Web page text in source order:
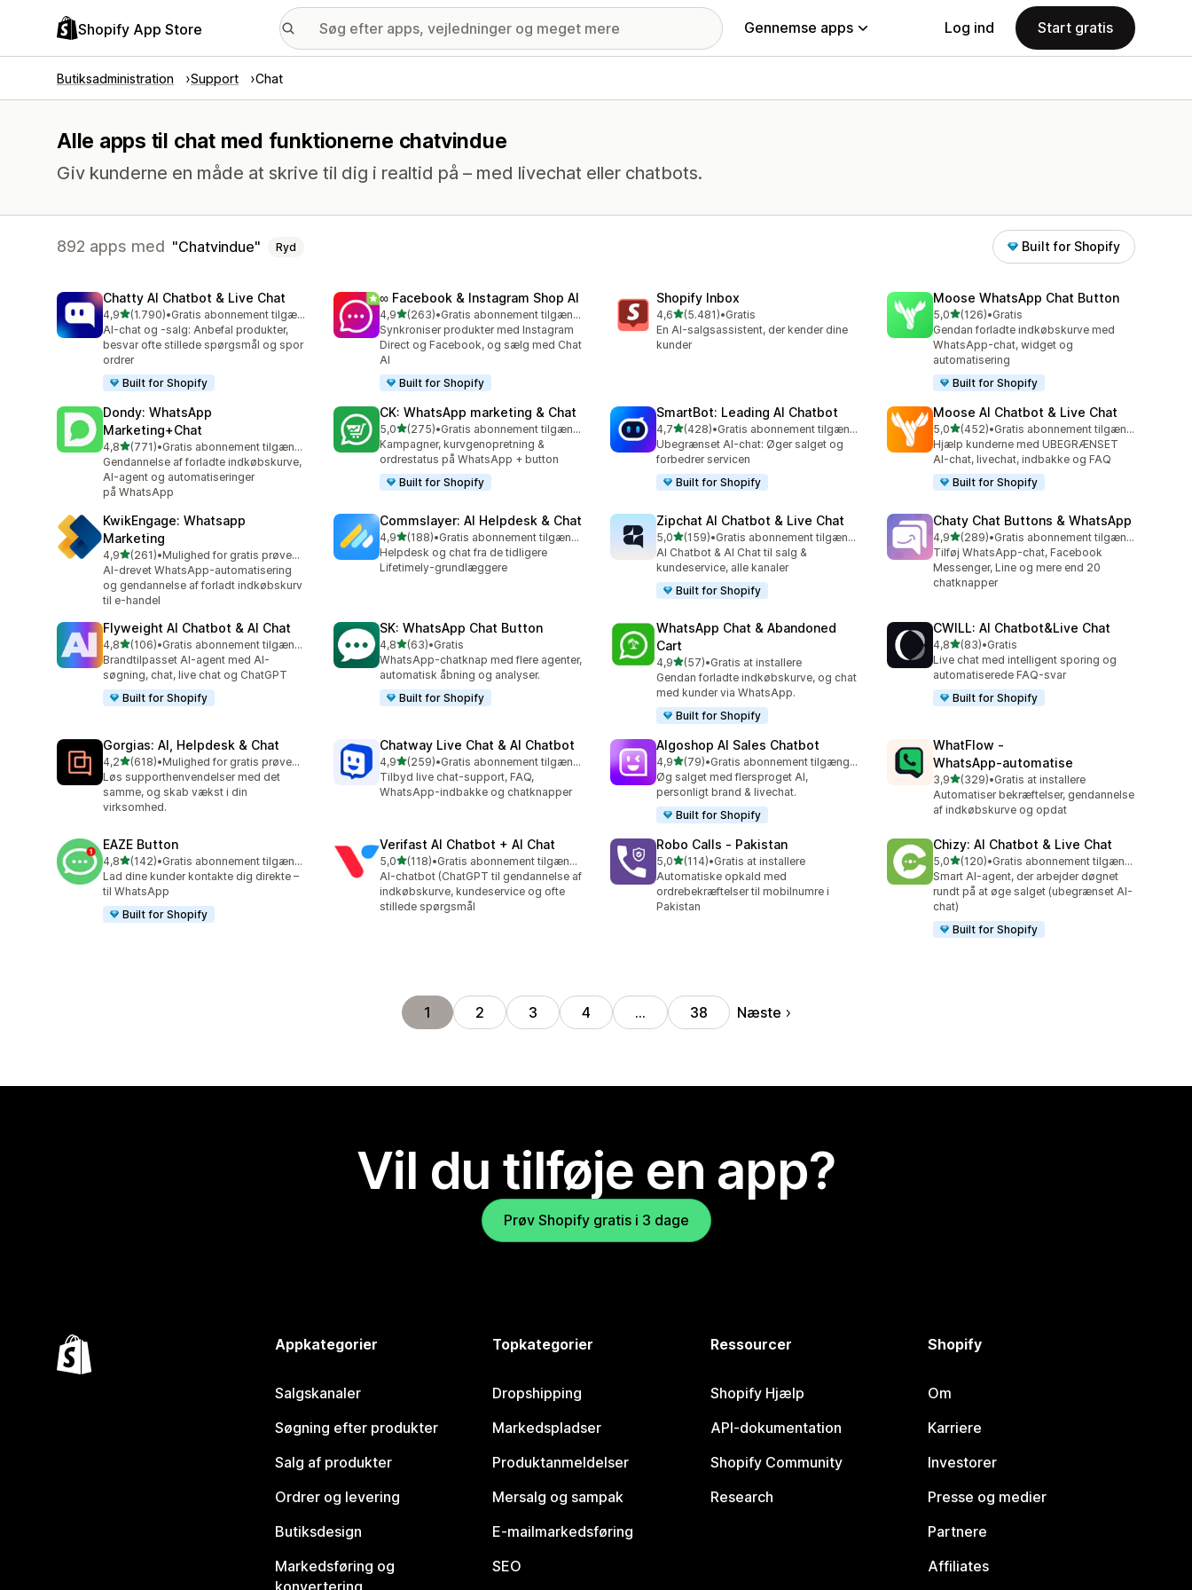
Shopify App Store Gennemse apps Log ind Start gratis
Butiksadministration Support Chat
Alle apps til chat med funktionerne chatvindue
Giv kunderne en måde at skrive til dig i realtid på – med livechat eller chatbots.
892 apps med Chatvindue Ryd Built for Shopify
Chatty AI Chatbot & Live Chat
4,9ud af 5 stjerner
(1.790)
1790 anmeldelser i alt
•
Gratis abonnement tilgængeligt
AI-chat og -salg: Anbefal produkter,
besvar ofte stillede spørgsmål og spor
ordrer
Built for Shopify
∞ Facebook & Instagram Shop AI
4,9ud af 5 stjerner
(263)
263 anmeldelser i alt
•
Gratis abonnement tilgængeligt
Synkroniser produkter med Instagram
Direct og Facebook, og sælg med Chat
AI
Built for Shopify
Shopify Inbox
4,6ud af 5 stjerner
(5.481)
5481 anmeldelser i alt
•Gratis
En AI-salgsassistent, der kender dine
kunder
Moose WhatsApp Chat Button
5,0ud af 5 stjerner
(126)
126 anmeldelser i alt
•Gratis
Gendan forladte indkøbskurve med
WhatsApp-chat, widget og
automatisering
Built for Shopify
Dondy: WhatsApp
Marketing+Chat
4,8ud af 5 stjerner
(771)
771 anmeldelser i alt
•
Gratis abonnement tilgængeligt
Gendannelse af forladte indkøbskurve,
AI-agent og automatiseringer
på WhatsApp
CK: WhatsApp marketing & Chat
5,0ud af 5 stjerner
(275)
275 anmeldelser i alt
•
Gratis abonnement tilgængeligt
Kampagner, kurvgenopretning &
ordrestatus på WhatsApp + button
Built for Shopify
SmartBot: Leading AI Chatbot
4,7ud af 5 stjerner
(428)
428 anmeldelser i alt
•
Gratis abonnement tilgængeligt
Ubegrænset AI-chat: Øger salget og
forbedrer servicen
Built for Shopify
Moose AI Chatbot & Live Chat
5,0ud af 5 stjerner
(452)
452 anmeldelser i alt
•
Gratis abonnement tilgængeligt
Hjælp kunderne med UBEGRÆNSET
AI-chat, livechat, indbakke og FAQ
Built for Shopify
KwikEngage: Whatsapp
Marketing
4,9ud af 5 stjerner
(261)
261 anmeldelser i alt
•
Mulighed for gratis prøveperiode
AI-drevet WhatsApp-automatisering
og gendannelse af forladt indkøbskurv
til e-handel
Commslayer: AI Helpdesk & Chat
4,9ud af 5 stjerner
(188)
188 anmeldelser i alt
•
Gratis abonnement tilgængeligt
Helpdesk og chat fra de tidligere
Lifetimely-grundlæggere
Zipchat AI Chatbot & Live Chat
5,0ud af 5 stjerner
(159)
159 anmeldelser i alt
•
Gratis abonnement tilgængeligt
AI Chatbot & AI Chat til salg &
kundeservice, alle kanaler
Built for Shopify
Chaty Chat Buttons & WhatsApp
4,9ud af 5 stjerner
(289)
289 anmeldelser i alt
•
Gratis abonnement tilgængeligt
Tilføj WhatsApp-chat, Facebook
Messenger, Line og mere end 20
chatknapper
Flyweight AI Chatbot & AI Chat
4,8ud af 5 stjerner
(106)
106 anmeldelser i alt
•
Gratis abonnement tilgængeligt
Brandtilpasset AI-agent med AI-
søgning, chat, live chat og ChatGPT
Built for Shopify
SK: WhatsApp Chat Button
4,8ud af 5 stjerner
(63)
63 anmeldelser i alt
•Gratis
WhatsApp-chatknap med flere agenter,
automatisk åbning og analyser.
Built for Shopify
WhatsApp Chat & Abandoned
Cart
4,9ud af 5 stjerner
(57)
57 anmeldelser i alt
•Gratis at installere
Gendan forladte indkøbskurve, og chat
med kunder via WhatsApp.
Built for Shopify
CWILL: AI Chatbot&Live Chat
4,8ud af 5 stjerner
(83)
83 anmeldelser i alt
•Gratis
Live chat med intelligent sporing og
automatiserede FAQ-svar
Built for Shopify
Gorgias: AI, Helpdesk & Chat
4,2ud af 5 stjerner
(618)
618 anmeldelser i alt
•
Mulighed for gratis prøveperiode
Løs supporthenvendelser med det
samme, og skab vækst i din
virksomhed.
Chatway Live Chat & AI Chatbot
4,9ud af 5 stjerner
(259)
259 anmeldelser i alt
•
Gratis abonnement tilgængeligt
Tilbyd live chat-support, FAQ,
WhatsApp-indbakke og chatknapper
Algoshop AI Sales Chatbot
4,9ud af 5 stjerner
(79)
79 anmeldelser i alt
•
Gratis abonnement tilgængeligt
Øg salget med flersproget AI,
personligt brand & livechat.
Built for Shopify
WhatFlow ‑
WhatsApp‑automatise
3,9ud af 5 stjerner
(329)
329 anmeldelser i alt
•Gratis at installere
Automatiser bekræftelser, gendannelse
af indkøbskurve og opdat
EAZE Button
4,8ud af 5 stjerner
(142)
142 anmeldelser i alt
•
Gratis abonnement tilgængeligt
Lad dine kunder kontakte dig direkte –
til WhatsApp
Built for Shopify
Verifast AI Chatbot + AI Chat
5,0ud af 5 stjerner
(118)
118 anmeldelser i alt
•
Gratis abonnement tilgængeligt
AI-chatbot (ChatGPT til gendannelse af
indkøbskurve, kundeservice og ofte
stillede spørgsmål
Robo Calls ‑ Pakistan
5,0ud af 5 stjerner
(114)
114 anmeldelser i alt
•Gratis at installere
Automatiske opkald med
ordrebekræftelser til mobilnumre i
Pakistan
Chizy: AI Chatbot & Live Chat
5,0ud af 5 stjerner
(120)
120 anmeldelser i alt
•
Gratis abonnement tilgængeligt
Smart AI-agent, der arbejder døgnet
rundt på at øge salget (ubegrænset AI-
chat)
Built for Shopify
1 2 3 4 … 38 Næste
Vil du tilføje en app?
Prøv Shopify gratis i 3 dage
Appkategorier
Salgskanaler
Søgning efter produkter
Salg af produkter
Ordrer og levering
Butiksdesign
Markedsføring og
Topkategorier
Dropshipping
Markedspladser
Produktanmeldelser
Mersalg og sampak
E-mailmarkedsføring
SEO
Ressourcer
Shopify Hjælp
API-dokumentation
Shopify Community
Research
Shopify
Om
Karriere
Investorer
Presse og medier
Partnere
Affiliates